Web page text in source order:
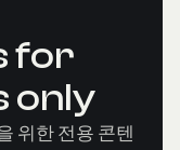
for
only
위한 전용 콘텐